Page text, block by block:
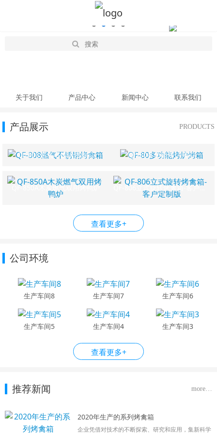
关于我们 产品中心 新闻中心 联系我们
产品展示 PRODUCTS
QF-808燃气不锈钢烤禽箱 QF-80多功能烤炉烤箱
QF-850A木炭燃气双用烤鸭炉 QF-806立式旋转烤禽箱-客户定制版
查看更多+
公司环境
生产车间8 生产车间7 生产车间6
生产车间5 生产车间4 生产车间3
查看更多+
推荐新闻 more…
2020年生产的系列烤禽箱
企业凭借对技术的不断探索、研究和应用，集新科学